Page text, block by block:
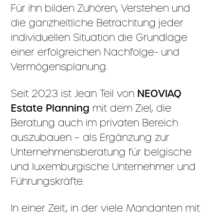
Für ihn bilden Zuhören, Verstehen und
die ganzheitliche Betrachtung jeder
individuellen Situation die Grundlage
einer erfolgreichen Nachfolge- und
Vermögensplanung.
Seit 2023 ist Jean Teil von NEOVIAQ
Estate Planning mit dem Ziel, die
Beratung auch im privaten Bereich
auszubauen – als Ergänzung zur
Unternehmensberatung für belgische
und luxemburgische Unternehmer und
Führungskräfte.
In einer Zeit, in der viele Mandanten mit